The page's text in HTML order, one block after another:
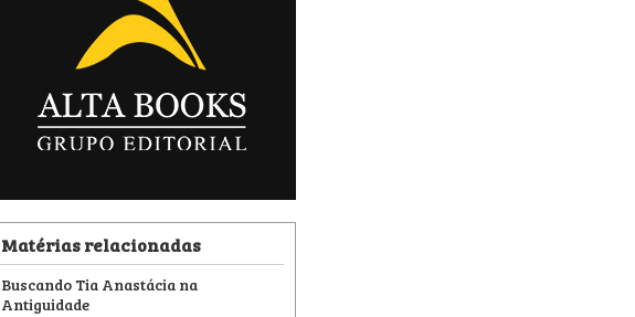
Matérias relacionadas
Buscando Tia Anastácia na
Antiguidade